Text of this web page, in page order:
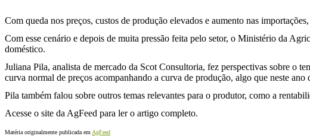
Com queda nos preços, custos de produção elevados e aumento nas
Com esse cenário e depois de muita pressão feita pelo setor, o Ministério da
doméstico.
Juliana Pila, analista de mercado da Scot Consultoria, fez perspectivas sobre o
curva normal de preços acompanhando a curva de produção, algo que neste
Pila também falou sobre outros temas relevantes para o produtor, como a
Acesse o site da AgFeed para ler o artigo completo.
Matéria originalmente publicada em AgFeed